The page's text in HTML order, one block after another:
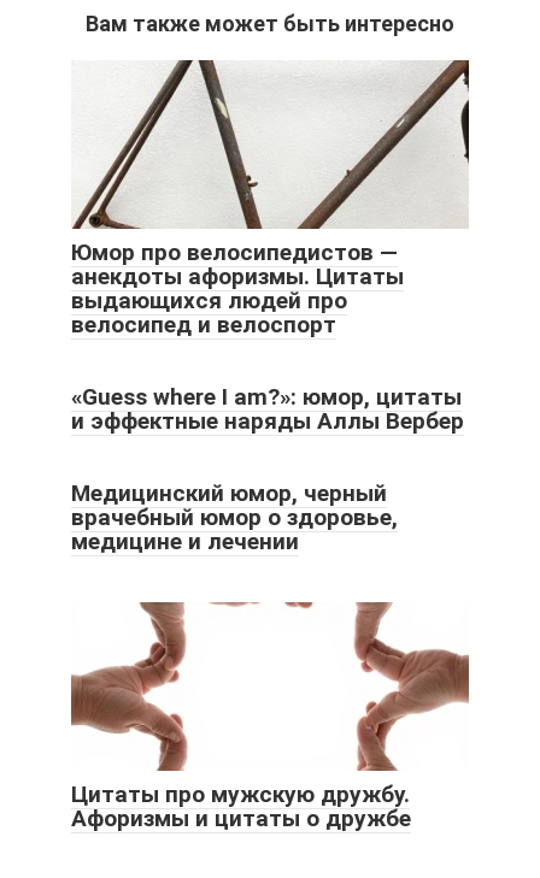
Вам также может быть интересно
Юмор про велосипедистов —
анекдоты афоризмы. Цитаты
выдающихся людей про
велосипед и велоспорт
«Guess where I am?»: юмор, цитаты
и эффектные наряды Аллы Вербер
Медицинский юмор, черный
врачебный юмор о здоровье,
медицине и лечении
Цитаты про мужскую дружбу.
Афоризмы и цитаты о дружбе